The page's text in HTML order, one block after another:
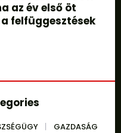
az év első öt
felfüggesztések
GAZDASÁG